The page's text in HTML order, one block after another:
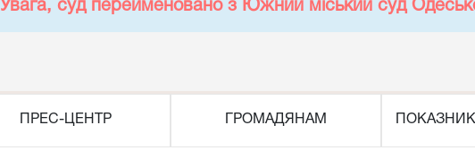
Увага, суд перейменовано з Южний міський суд
ПРЕС-ЦЕНТР ГРОМАДЯНАМ